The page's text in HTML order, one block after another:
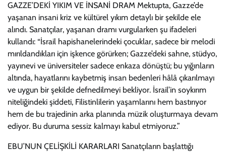
GAZZE’DEKİ YIKIM VE İNSANİ DRAM Mektupta, Gazze’de
yaşanan insani kriz ve kültürel yıkım detaylı bir şekilde ele
alındı. Sanatçılar, yaşanan dramı vurgularken şu ifadeleri
kullandı: “İsrail hapishanelerindeki çocuklar, sadece bir melodi
mırıldandıkları için işkence görürken; Gazze’deki sahne, stüdyo,
yayınevi ve üniversiteler sadece enkaza dönüştü; bu yığınların
altında, hayatlarını kaybetmiş insan bedenleri hâlâ çıkarılmayı
ve uygun bir şekilde defnedilmeyi bekliyor. İsrail’in soykırım
niteliğindeki şiddeti, Filistinlilerin yaşamlarını hem bastırıyor
hem de bu trajedinin arka planında müzik oluşturmaya devam
ediyor. Bu duruma sessiz kalmayı kabul etmiyoruz.”
EBU’NUN ÇELİŞKİLİ KARARLARI Sanatçıların başlattığı